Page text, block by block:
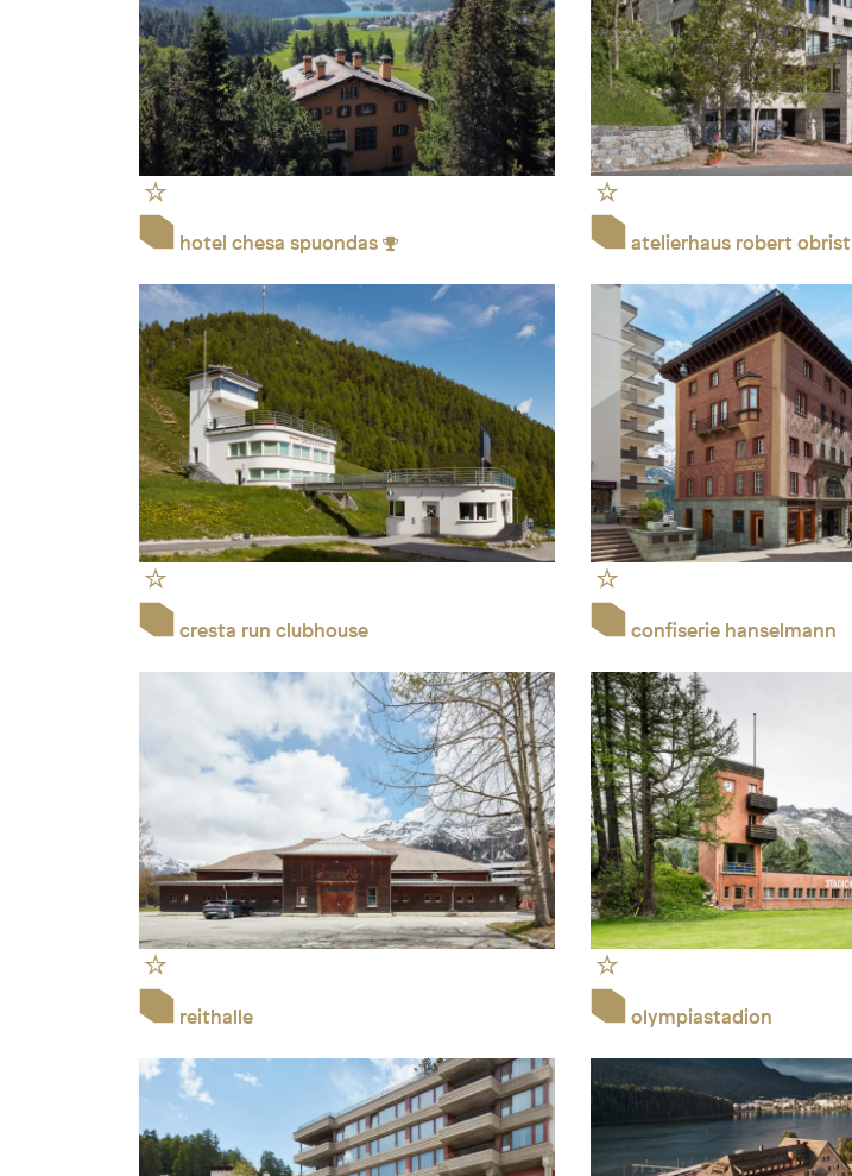
hotel chesa spuondas atelierhaus robert obrist
cresta run clubhouse confiserie hanselmann
reithalle olympiastadion